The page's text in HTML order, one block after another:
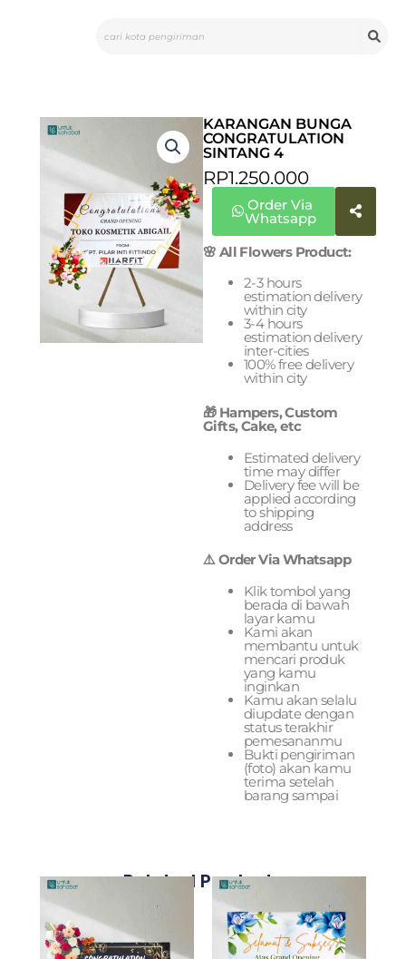
KARANGAN BUNGA
CONGRATULATION
SINTANG 4
RP1.250.000
Order Via
Whatsapp
🌸 All Flowers Product:
2-3 hours
estimation delivery
within city
3-4 hours
estimation delivery
inter-cities
100% free delivery
within city
🎁 Hampers, Custom
Gifts, Cake, etc
Estimated delivery
time may differ
Delivery fee will be
applied according
to shipping
address
⚠️ Order Via Whatsapp
Klik tombol yang
berada di bawah
layar kamu
Kami akan
membantu untuk
mencari produk
yang kamu
inginkan
Kamu akan selalu
diupdate dengan
status terakhir
pemesananmu
Bukti pengiriman
(foto) akan kamu
terima setelah
barang sampai
Related Products